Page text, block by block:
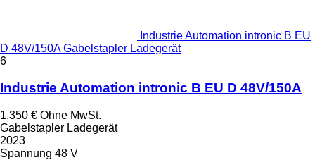
Industrie Automation intronic B EU
D 48V/150A Gabelstapler Ladegerät
6
Industrie Automation intronic B EU D 48V/150A
1.350 € Ohne MwSt.
Gabelstapler Ladegerät
2023
Spannung 48 V